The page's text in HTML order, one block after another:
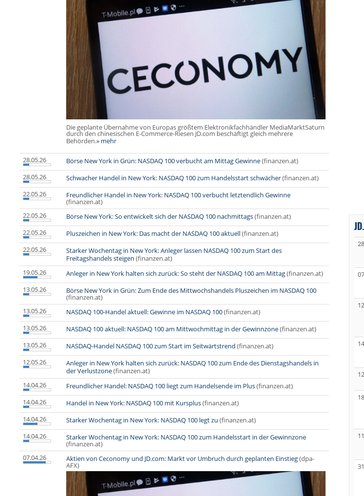
Die geplante Übernahme von Europas größtem Elektronikfachhändler MediaMarktSaturn
durch den chinesischen E-Commerce-Riesen JD.com beschäftigt gleich mehrere
Behörden.» mehr
28.05.26 Börse New York in Grün: NASDAQ 100 verbucht am Mittag Gewinne(finanzen.at)
28.05.26
Schwacher Handel in New York: NASDAQ 100 zum Handelsstart schwächer(finanzen.at)
22.05.26
Freundlicher Handel in New York: NASDAQ 100 verbucht letztendlich Gewinne
(finanzen.at)
22.05.26
Börse New York: So entwickelt sich der NASDAQ 100 nachmittags(finanzen.at)
22.05.26
Pluszeichen in New York: Das macht der NASDAQ 100 aktuell(finanzen.at)
22.05.26
Starker Wochentag in New York: Anleger lassen NASDAQ 100 zum Start des
Freitagshandels steigen (finanzen.at)
19.05.26
Anleger in New York halten sich zurück: So steht der NASDAQ 100 am Mittag(finanzen.at)
13.05.26
Börse New York in Grün: Zum Ende des Mittwochshandels Pluszeichen im NASDAQ 100
(finanzen.at)
13.05.26
NASDAQ 100-Handel aktuell: Gewinne im NASDAQ 100(finanzen.at)
13.05.26
NASDAQ 100 aktuell: NASDAQ 100 am Mittwochmittag in der Gewinnzone(finanzen.at)
13.05.26
NASDAQ-Handel NASDAQ 100 zum Start im Seitwärtstrend (finanzen.at)
12.05.26
Anleger in New York halten sich zurück: NASDAQ 100 zum Ende des Dienstagshandels in
der Verlustzone(finanzen.at)
14.04.26
Freundlicher Handel: NASDAQ 100 liegt zum Handelsende im Plus(finanzen.at)
14.04.26
Handel in New York: NASDAQ 100 mit Kursplus(finanzen.at)
14.04.26
Starker Wochentag in New York: NASDAQ 100 legt zu (finanzen.at)
14.04.26
Starker Wochentag in New York: NASDAQ 100 zum Handelsstart in der Gewinnzone
(finanzen.at)
07.04.26
Aktien von Ceconomy und JD.com: Markt vor Umbruch durch geplanten Einstieg(dpa-
AFX)